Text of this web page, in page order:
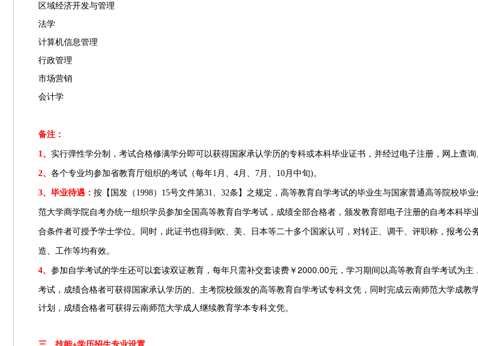
区域经济开发与管理
法学
计算机信息管理
行政管理
市场营销
会计学
备注：
1、 实行弹性学分制，考试合格修满学分即可以获得国家承认学历的专科或本科毕业证书，并经过电子注册，网上查询
2、 各个专业均参加省教育厅组织的考试（每年1 月、 4月、 7月、 10月中旬)。
3、毕业待遇： 按【国发（ 1998） 15号文件第31、 32条】之规定，高等教育自学考试的毕业生与国家普通高等院校毕
范大学商学院自考办统一组织学员参加全国高等教育自学考试，成绩全部合格者，颁发教育部电子注册的自考本科毕
合条件者可授予学士学位。同时，此证书也得到欧、美、日本等二十多个国家认可，对转正、调干、评职称，报考公
造、工作等均有效。
4、 参加自学考试的学生还可以套读双证教育，每年只需补交套读费￥2000.00元，学习期间以高等教育自学考试为
考试，成绩合格者可获得国家承认学历的、主考院校颁发的高等教育自学考试专科文凭，同时完成云南师范大学成教
计划，成绩合格者可获得云南师范大学成人继续教育学本专科文凭。